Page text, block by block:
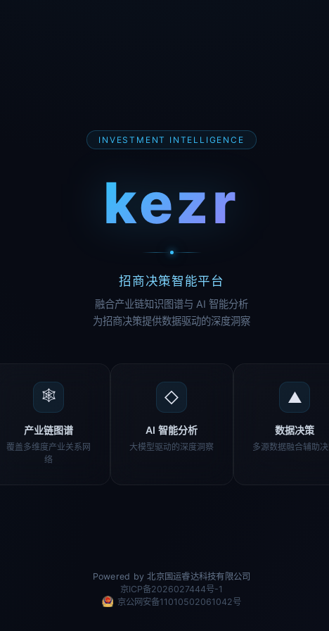
INVESTMENT INTELLIGENCE
kezr
招商决策智能平台
融合产业链知识图谱与 AI 智能分析
为招商决策提供数据驱动的深度洞察
🕸
产业链图谱
覆盖多维度产业关系网
络
◇
AI 智能分析
大模型驱动的深度洞察
▲
数据决策
多源数据融合辅助
Powered by 北京国运睿达科技有限公司
京ICP备2026027444号-1
京公网安备11010502061042号